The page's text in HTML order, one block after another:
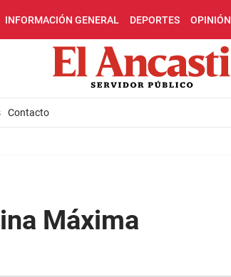
INFORMACIÓN GENERAL DEPORTES OPINIÓN
Contacto
Máxima